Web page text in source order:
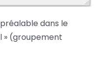
dans le
» (groupement